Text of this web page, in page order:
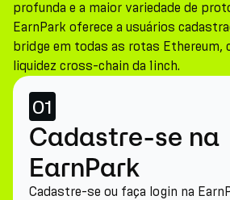
profunda e a maior variedade de
EarnPark oferece a usuários
bridge em todas as rotas Ethereum,
liquidez cross-chain da 1inch.
01
Cadastre-se na
EarnPark
Cadastre-se ou faça login na